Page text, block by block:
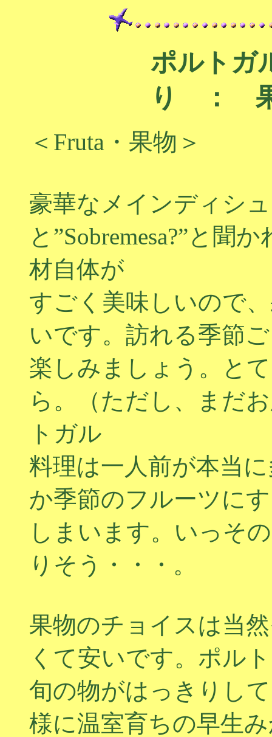
ポルトガ
り ：
＜Fruta・果物＞
豪華なメインディシ
と”Sobremesa?”と聞
材自体が
すごく美味しいので
いです。訪れる季節
楽しみましょう。と
ら。（ただし、まだ
トガル
料理は一人前が本当
か季節のフルーツに
しまいます。いっそ
りそう・・・。
果物のチョイスは当
くて安いです。ポル
旬の物がはっきりし
様に温室育ちの早生